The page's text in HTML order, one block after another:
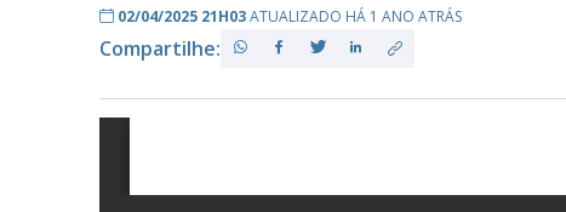
02/04/2025 21H03ATUALIZADO HÁ 1 ANO ATRÁS
Compartilhe: